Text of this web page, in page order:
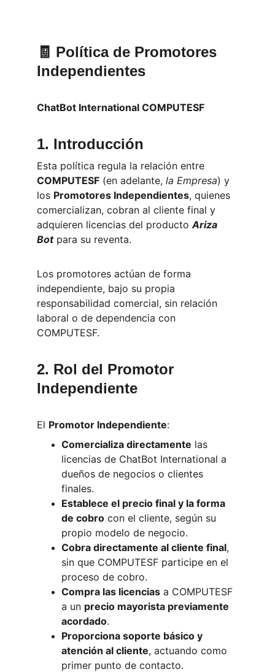
🧾 Política de Promotores
Independientes
ChatBot International COMPUTESF
1. Introducción
Esta política regula la relación entre
COMPUTESF (en adelante, la Empresa) y
los Promotores Independientes, quienes
comercializan, cobran al cliente final y
adquieren licencias del producto Ariza
Bot para su reventa.
Los promotores actúan de forma
independiente, bajo su propia
responsabilidad comercial, sin relación
laboral o de dependencia con
COMPUTESF.
2. Rol del Promotor
Independiente
El Promotor Independiente:
Comercializa directamente las
licencias de ChatBot International a
dueños de negocios o clientes
finales.
Establece el precio final y la forma
de cobro con el cliente, según su
propio modelo de negocio.
Cobra directamente al cliente final,
sin que COMPUTESF participe en el
proceso de cobro.
Compra las licencias a COMPUTESF
a un precio mayorista previamente
acordado.
Proporciona soporte básico y
atención al cliente, actuando como
primer punto de contacto.